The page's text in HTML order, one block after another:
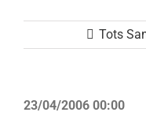
Tots
23/04/2006 00:00